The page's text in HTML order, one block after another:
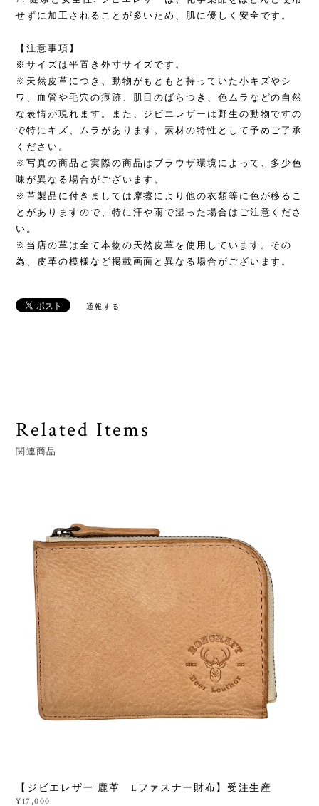
せずに加工されることが多いため、肌に優しく安全です。
【注意事項】
※サイズは平置き外寸サイズです。
※天然皮革につき、動物がもともと持っていた小キズやシ
ワ、血管や毛穴の痕跡、肌目のばらつき、色ムラなどの自然
な表情が現れます。また、ジビエレザーは野生の動物ですの
で特にキズ、ムラがあります。素材の特性として予めご了承
ください。
※写真の商品と実際の商品はブラウザ環境によって、多少色
味が異なる場合がございます。
※革製品に付きましては摩擦により他の衣類等に色が移るこ
とがありますので、特に汗や雨で湿った場合はご注意くださ
い。
※当店の革は全て本物の天然皮革を使用しています。その
為、皮革の模様など掲載画面と異なる場合がございます。
通報する
Related Items
関連商品
【ジビエレザー 鹿革 Lファスナー財布】受注生産
¥17,000